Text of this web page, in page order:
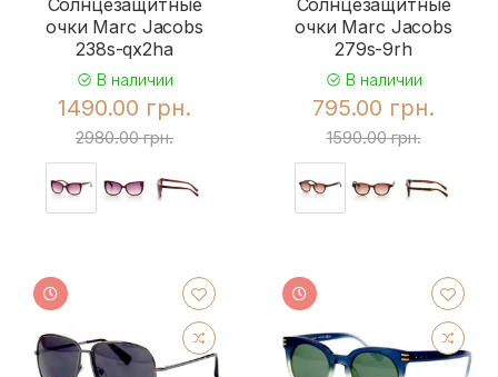
очки Marc Jacobs
238s-qx2ha
В наличии
1490.00 грн.
2980.00 грн.
очки Marc Jacobs
279s-9rh
В наличии
795.00 грн.
1590.00 грн.